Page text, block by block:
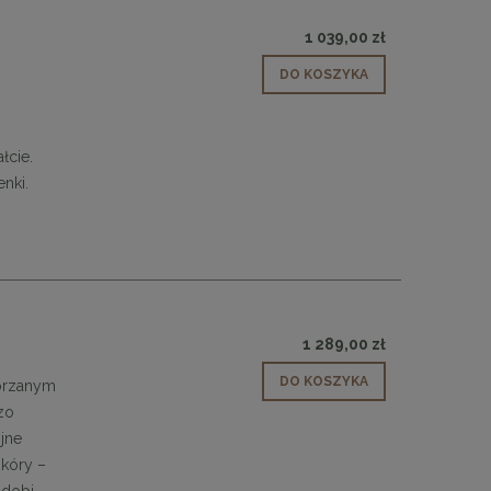
1 039,00 zł
DO KOSZYKA
–
1 289,00 zł
DO KOSZYKA